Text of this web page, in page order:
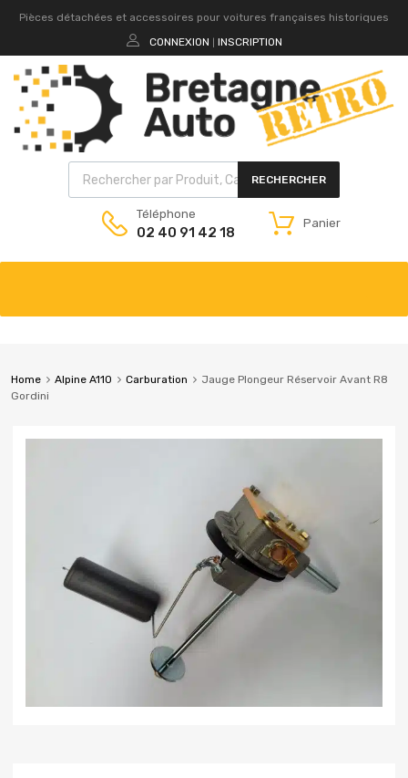
Pièces détachées et accessoires pour voitures françaises historiques
CONNEXION
INSCRIPTION
RECHERCHER
Téléphone
02 40 91 42 18
Panier
Home Alpine A110 Carburation
Jauge Plongeur Réservoir Avant R8
Gordini